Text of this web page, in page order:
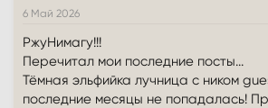
6 Май 2026
РжуНимагу!!!
Перечитал мои последние посты...
Тёмная эльфийка лучница c ником
последние месяцы не попадалась!